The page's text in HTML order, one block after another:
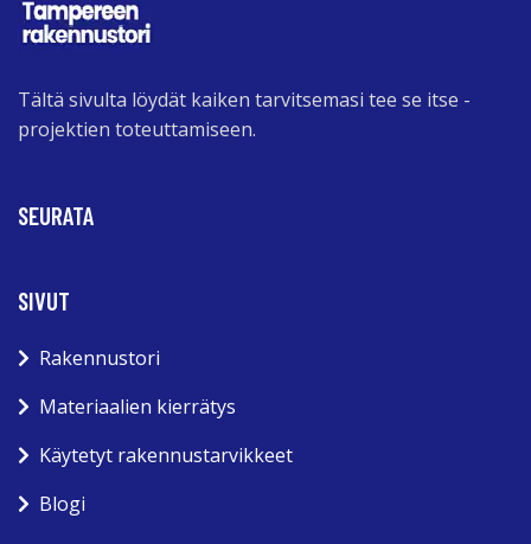
Tältä sivulta löydät kaiken tarvitsemasi tee se itse -
projektien toteuttamiseen.
SEURATA
SIVUT
Rakennustori
Materiaalien kierrätys
Käytetyt rakennustarvikkeet
Blogi